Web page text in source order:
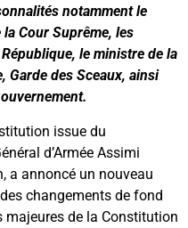
notamment le
Cour Suprême, les
le ministre de la
Garde des Sceaux, ainsi
issue du
d’Armée Assimi
a annoncé un nouveau
changements de fond
majeures de la Constitution